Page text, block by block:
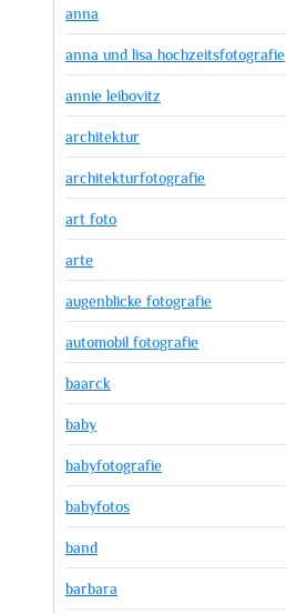
anna
anna und lisa hochzeitsfotografie
annie leibovitz
architektur
architekturfotografie
art foto
arte
augenblicke fotografie
automobil fotografie
baarck
baby
babyfotografie
babyfotos
band
barbara